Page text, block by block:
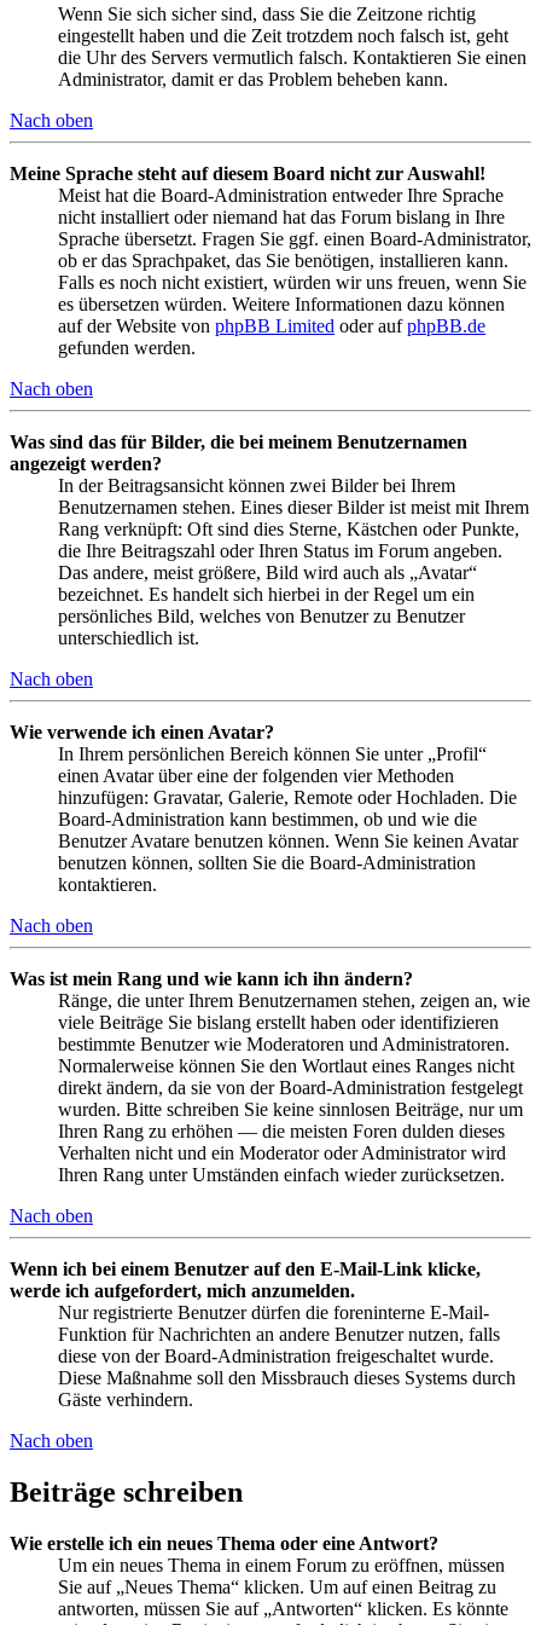
Wenn Sie sich sicher sind, dass Sie die Zeitzone richtig
eingestellt haben und die Zeit trotzdem noch falsch ist, geht
die Uhr des Servers vermutlich falsch. Kontaktieren Sie einen
Administrator, damit er das Problem beheben kann.
Nach oben
Meine Sprache steht auf diesem Board nicht zur Auswahl!
Meist hat die Board-Administration entweder Ihre Sprache
nicht installiert oder niemand hat das Forum bislang in Ihre
Sprache übersetzt. Fragen Sie ggf. einen Board-Administrator,
ob er das Sprachpaket, das Sie benötigen, installieren kann.
Falls es noch nicht existiert, würden wir uns freuen, wenn Sie
es übersetzen würden. Weitere Informationen dazu können
auf der Website von phpBB Limited oder aufphpBB.de
gefunden werden.
Nach oben
Was sind das für Bilder, die bei meinem Benutzernamen
angezeigt werden?
In der Beitragsansicht können zwei Bilder bei Ihrem
Benutzernamen stehen. Eines dieser Bilder ist meist mit Ihrem
Rang verknüpft: Oft sind dies Sterne, Kästchen oder Punkte,
die Ihre Beitragszahl oder Ihren Status im Forum angeben.
Das andere, meist größere, Bild wird auch als „Avatar“
bezeichnet. Es handelt sich hierbei in der Regel um ein
persönliches Bild, welches von Benutzer zu Benutzer
unterschiedlich ist.
Nach oben
Wie verwende ich einen Avatar?
In Ihrem persönlichen Bereich können Sie unter „Profil“
einen Avatar über eine der folgenden vier Methoden
hinzufügen: Gravatar, Galerie, Remote oder Hochladen. Die
Board-Administration kann bestimmen, ob und wie die
Benutzer Avatare benutzen können. Wenn Sie keinen Avatar
benutzen können, sollten Sie die Board-Administration
kontaktieren.
Nach oben
Was ist mein Rang und wie kann ich ihn ändern?
Ränge, die unter Ihrem Benutzernamen stehen, zeigen an, wie
viele Beiträge Sie bislang erstellt haben oder identifizieren
bestimmte Benutzer wie Moderatoren und Administratoren.
Normalerweise können Sie den Wortlaut eines Ranges nicht
direkt ändern, da sie von der Board-Administration festgelegt
wurden. Bitte schreiben Sie keine sinnlosen Beiträge, nur um
Ihren Rang zu erhöhen — die meisten Foren dulden dieses
Verhalten nicht und ein Moderator oder Administrator wird
Ihren Rang unter Umständen einfach wieder zurücksetzen.
Nach oben
Wenn ich bei einem Benutzer auf den E-Mail-Link klicke,
werde ich aufgefordert, mich anzumelden.
Nur registrierte Benutzer dürfen die foreninterne E-Mail-
Funktion für Nachrichten an andere Benutzer nutzen, falls
diese von der Board-Administration freigeschaltet wurde.
Diese Maßnahme soll den Missbrauch dieses Systems durch
Gäste verhindern.
Nach oben
Beiträge schreiben
Wie erstelle ich ein neues Thema oder eine Antwort?
Um ein neues Thema in einem Forum zu eröffnen, müssen
Sie auf „Neues Thema“ klicken. Um auf einen Beitrag zu
antworten, müssen Sie auf „Antworten“ klicken. Es könnte